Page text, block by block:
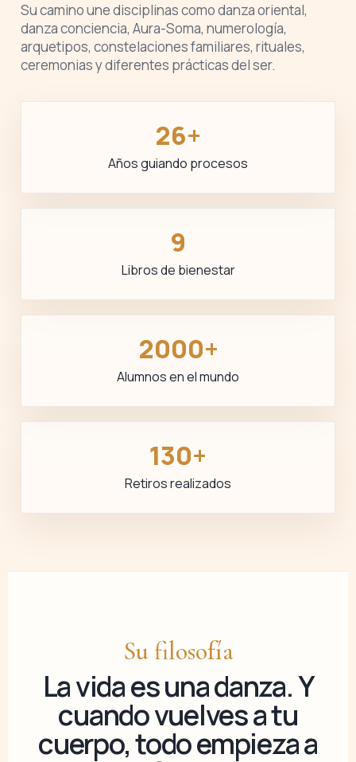
Su camino une disciplinas como danza oriental,
danza conciencia, Aura-Soma, numerología,
arquetipos, constelaciones familiares, rituales,
ceremonias y diferentes prácticas del ser.
26+
Años guiando procesos
9
Libros de bienestar
2000+
Alumnos en el mundo
130+
Retiros realizados
Su filosofía
La vida es una danza. Y
cuando vuelves a tu
cuerpo, todo empieza a